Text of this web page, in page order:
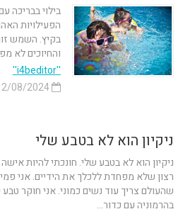
בילוי בבריכה
הפעילויות
בקיץ. השמש
והחיוכים לא
''i4beditor''
12/08/2024
ניקיון הוא לא בטבע שלי
ניקיון הוא לא בטבע שלי. חונכתי להיות
רצון שלא מפחדת ללכלך את הידיים. אני
שהעולם צריך עוד נשים כמוני. אני חוקר
בהרמוניה עם כדור...